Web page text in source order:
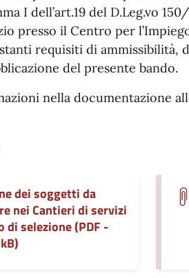
I dell’art.19 del D.Leg.vo
presso il Centro per
requisiti di ammissibilità,
del presente bando.
nella documentazione
dei soggetti da
nei Cantieri di servizi
di selezione (PDF -